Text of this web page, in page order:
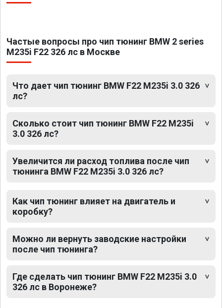
Частые вопросы про чип тюнинг BMW 2 series
M235i F22 326 лс в Москве
Что дает чип тюнинг BMW F22 M235i 3.0 326
лс?
Сколько стоит чип тюнинг BMW F22 M235i
3.0 326 лс?
Увеличится ли расход топлива после чип
тюнинга BMW F22 M235i 3.0 326 лс?
Как чип тюнинг влияет на двигатель и
коробку?
Можно ли вернуть заводские настройки
после чип тюнинга?
Где сделать чип тюнинг BMW F22 M235i 3.0
326 лс в Воронеже?